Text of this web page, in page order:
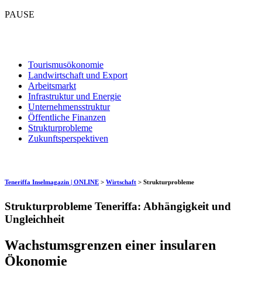
PAUSE
Tourismusökonomie
Landwirtschaft und Export
Arbeitsmarkt
Infrastruktur und Energie
Unternehmensstruktur
Öffentliche Finanzen
Strukturprobleme
Zukunftsperspektiven
Teneriffa Inselmagazin | ONLINE > Wirtschaft > Strukturprobleme
Strukturprobleme Teneriffa: Abhängigkeit und
Ungleichheit
Wachstumsgrenzen einer insularen
Ökonomie